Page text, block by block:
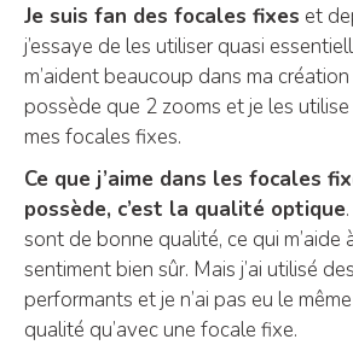
Je suis fan des focales fixes et
j’essaye de les utiliser quasi
m’aident beaucoup dans ma
possède que 2 zooms et je les
mes focales fixes.
Ce que j’aime dans les focales
possède, c’est la qualité optique
sont de bonne qualité, ce qui m’aide
sentiment bien sûr. Mais j’ai utilisé
performants et je n’ai pas eu le
qualité qu’avec une focale fixe.